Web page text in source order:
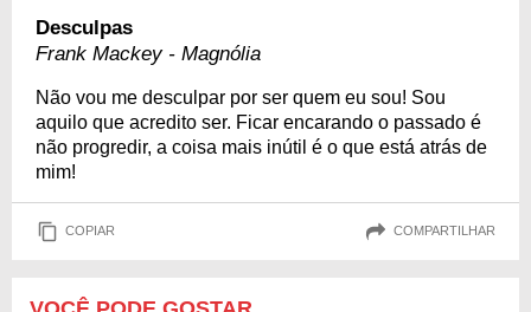
Desculpas
Frank Mackey - Magnólia
Não vou me desculpar por ser quem eu sou! Sou
aquilo que acredito ser. Ficar encarando o passado é
não progredir, a coisa mais inútil é o que está atrás de
mim!
COPIAR COMPARTILHAR